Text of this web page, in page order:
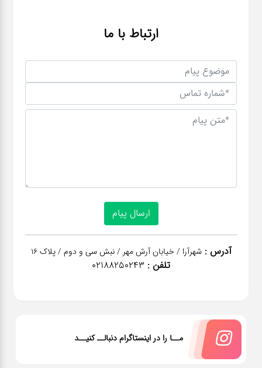
ارتباط با ما
آدرس : شهرآرا / خیابان آرش مهر / نبش سی و دوم / پلاک 16
تلفن : 02188250243
مــا را در اینستاگرام دنبالــ کنیــد